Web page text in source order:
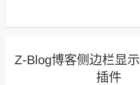
Z-Blog博客侧边栏显
插件